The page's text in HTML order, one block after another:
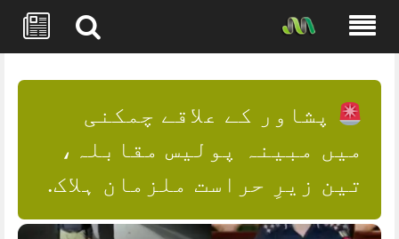
content
پشاور کے علاقے چمکنی
میں مبینہ پولیس مقابلہ،
تین زیرِ حراست ملزمان ہلاک.